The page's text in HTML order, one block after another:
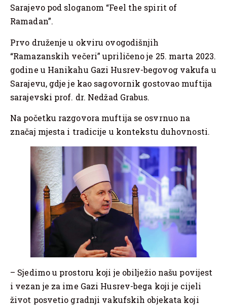
Sarajevo pod sloganom “Feel the spirit of
Ramadan”.
Prvo druženje u okviru ovogodišnjih
“Ramazanskih večeri” upriličeno je 25. marta 2023.
godine u Hanikahu Gazi Husrev-begovog vakufa u
Sarajevu, gdje je kao sagovornik gostovao muftija
sarajevski prof. dr. Nedžad Grabus.
Na početku razgovora muftija se osvrnuo na
značaj mjesta i tradicije u kontekstu duhovnosti.
– Sjedimo u prostoru koji je obilježio našu povijest
i vezan je za ime Gazi Husrev-bega koji je cijeli
život posvetio gradnji vakufskih objekata koji